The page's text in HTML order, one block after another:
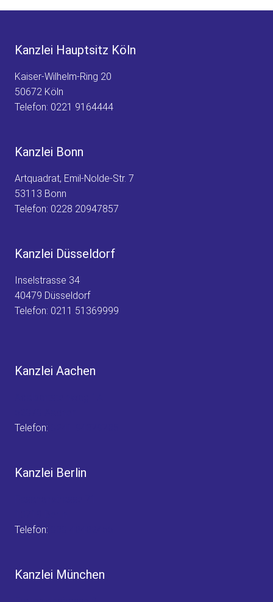
Kanzlei Hauptsitz Köln
Kaiser-Wilhelm-Ring 20
50672 Köln
Telefon: 0221 9164444
Kanzlei Bonn
Artquadrat, Emil-Nolde-Str. 7
53113 Bonn
Telefon: 0228 20947857
Kanzlei Düsseldorf
Inselstrasse 34
40479 Düsseldorf
Telefon: 0211 51369999
Kanzlei Aachen
Telefon:
Kanzlei Berlin
Telefon:
Kanzlei München